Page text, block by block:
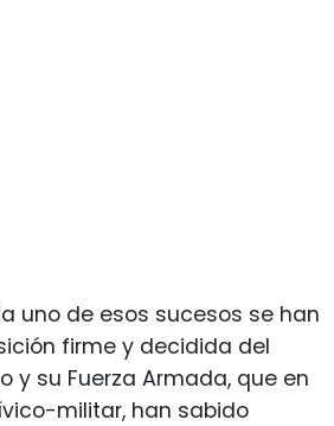
uno de esos sucesos se han
firme y decidida del
y su Fuerza Armada, que en
militar, han sabido